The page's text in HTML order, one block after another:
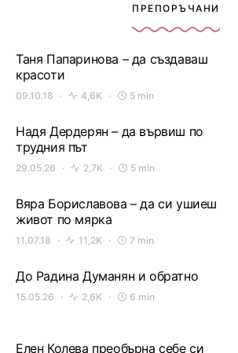
ПРЕПОРЪЧАНИ
Таня Папаринова – да създаваш
красоти
09.10.18 4,6K 5 min
Надя Дердерян – да вървиш по
трудния път
29.05.26 2,7K 5 min
Вяра Бориславова – да си ушиеш
живот по мярка
11.07.18 11,2K 7 min
До Радина Думанян и обратно
15.05.26 2,6K 6 min
Елен Колева преобърна себе си